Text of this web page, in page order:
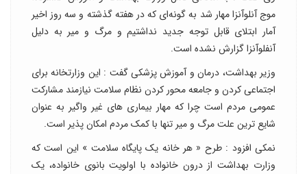
موج آنلوآنزا مهار شد به گونه‌ای که در هفته گذشته و سه روز اخیر
آمار ابتلای قابل توجه جدید نداشتیم و مرگ و میر به دلیل
آنفلوآنزا گزارش نشده است.
وزیر بهداشت، درمان و آموزش پزشکی گفت : این وزارتخانه برای
اجتماعی کردن و جامعه محور کردن نظام سلامت نیازمند مشارکت
عمومی مردم است چرا که مهار بیماری های غیر واگیر به عنوان
شایع ترین علت مرگ و میر تنها با کمک مردم امکان پذیر است.
نمکی افزود : طرح « هر خانه یک پایگاه سلامت » این است که
وزارت بهداشت از درون خانواده با اولویت بانوی خانواده، یک